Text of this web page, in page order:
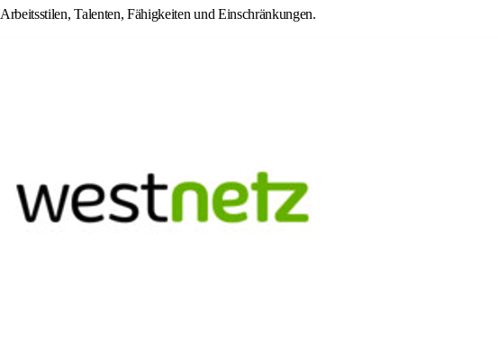
Arbeitsstilen, Talenten, Fähigkeiten und Einschränkungen.